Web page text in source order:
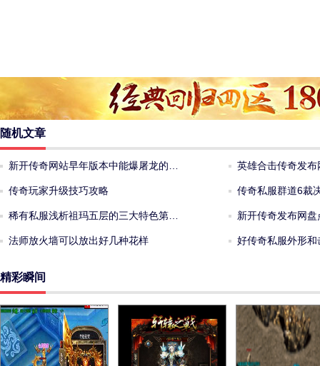
随机文章
新开传奇网站早年版本中能爆屠龙的… 英雄合击传奇发
传奇玩家升级技巧攻略 传奇私服群道6裁
稀有私服浅析祖玛五层的三大特色第… 新开传奇发布网
法师放火墙可以放出好几种花样 好传奇私服外形
精彩瞬间